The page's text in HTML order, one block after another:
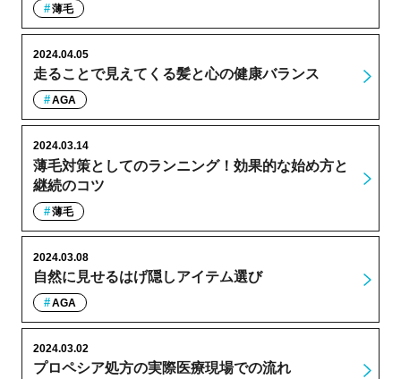
薄毛
走ることで見えてくる髪と心の健康バランス
2024.04.05
AGA
薄毛対策としてのランニング！効果的な始め方と
継続のコツ
2024.03.14
薄毛
自然に見せるはげ隠しアイテム選び
2024.03.08
AGA
プロペシア処方の実際医療現場での流れ
2024.03.02